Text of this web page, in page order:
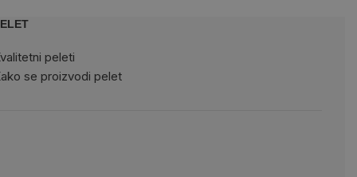
peleti
se proizvodi pelet